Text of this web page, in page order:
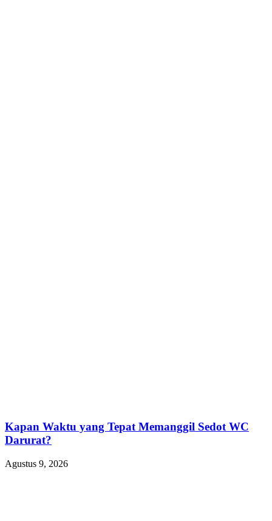
Kapan Waktu yang Tepat Memanggil Sedot WC
Darurat?
Agustus 9, 2026